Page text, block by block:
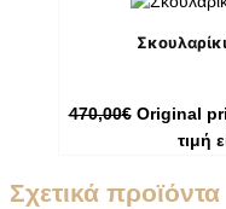
470,00€ Original
τιμή
Σχετικά προϊόντα